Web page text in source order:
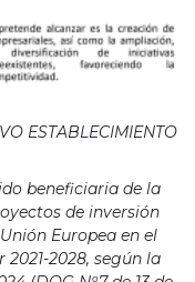
ESTABLECIMIENTO
beneficiaria de la
de inversión
Europea en el
2028, según la